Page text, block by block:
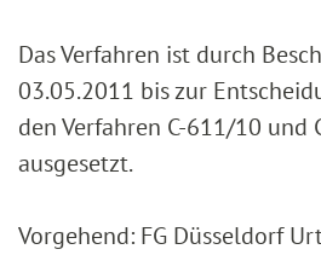
Das Verfahren ist durch
03.05.2011 bis zur
den Verfahren C-611/10 und
ausgesetzt.
Vorgehend: FG Düsseldorf